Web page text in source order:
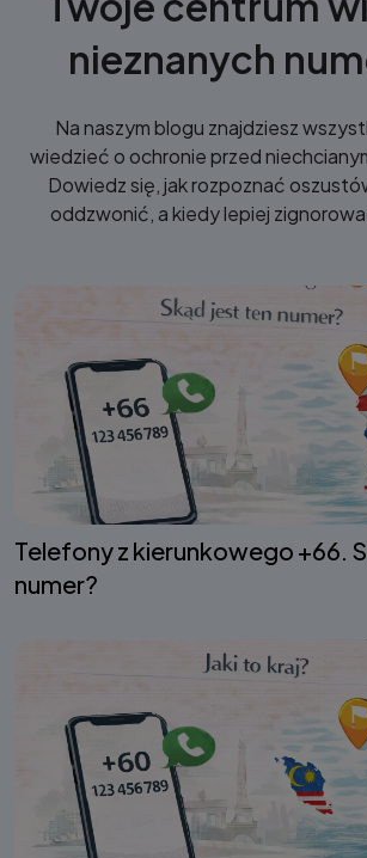
nieznanych
Na naszym blogu znajdziesz
wiedzieć o ochronie przed
Dowiedz się, jak rozpoznać
oddzwonić, a kiedy lepiej
Telefony z kierunkowego +66.
numer?